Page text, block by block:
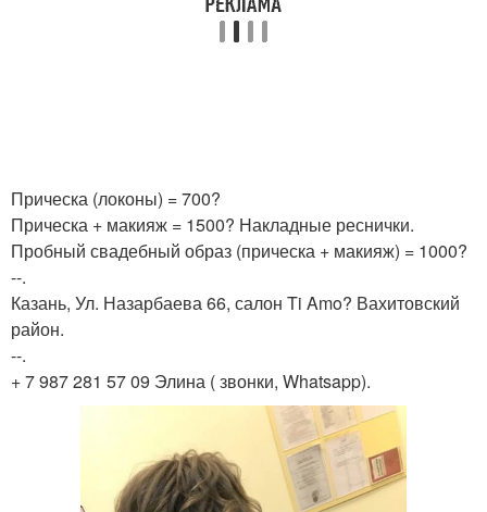
Прическа (локоны) = 700?
Прическа + макияж = 1500? Накладные реснички.
Пробный свадебный образ (прическа + макияж) = 1000?
--.
Казань, Ул. Назарбаева 66, салон Ti Amo? Вахитовский
район.
--.
+ 7 987 281 57 09 Элина ( звонки, Whatsapp).